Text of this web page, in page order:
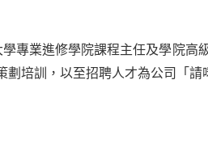
專業進修學院課程主任及學院高
培訓，以至招聘人才為公司「請